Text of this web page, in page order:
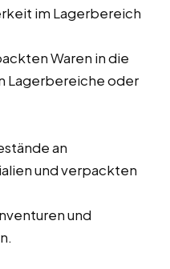
im Lagerbereich
Waren in die
Lagerbereiche oder
an
und verpackten
und